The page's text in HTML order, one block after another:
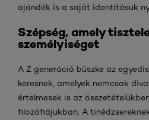
ajándék is a saját identitásuk
Szépség, amely
személyiséget
A Z generáció büszke az
keresnek, amelyek nemcsak
értelmesek is az
filozófiájukban. A